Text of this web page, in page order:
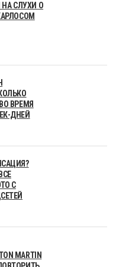
НА СЛУХИ О
ВРЕМЯ
ДНЕЙ
С
MARTIN